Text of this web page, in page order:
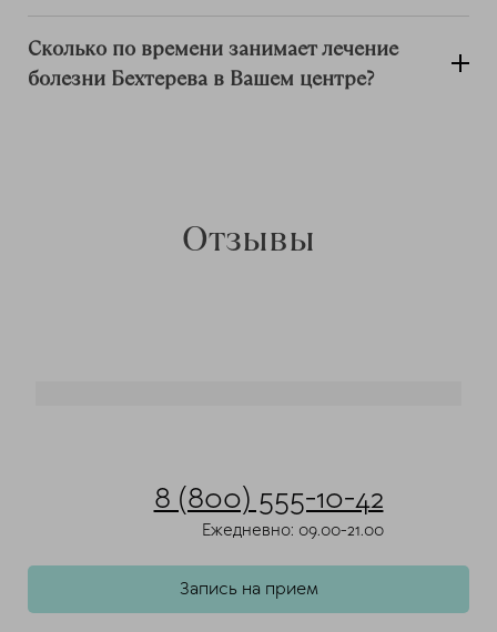
Сколько по времени занимает лечение
болезни Бехтерева в Вашем центре?
Отзывы
8 (800) 555-10-42
Ежедневно: 09.00-21.00
Запись на прием